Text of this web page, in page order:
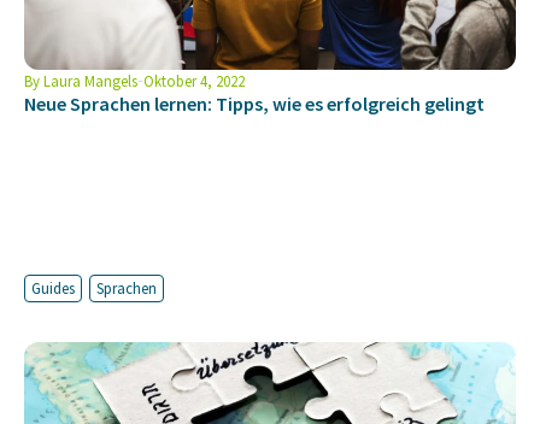
ByLaura Mangels Oktober 4, 2022
Neue Sprachen lernen: Tipps, wie es erfolgreich gelingt
Guides Sprachen